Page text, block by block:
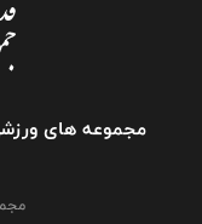
مجموعه های